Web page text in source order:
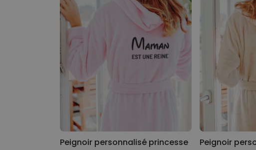
Peignoir personnalisé princesse